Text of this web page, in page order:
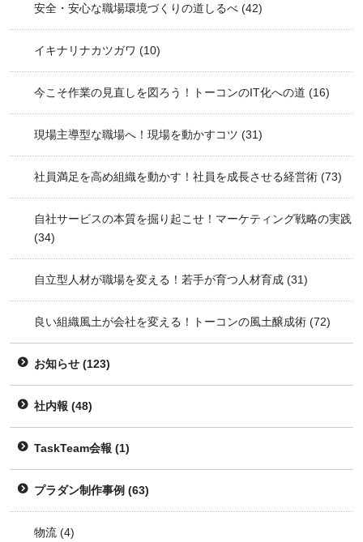
安全・安心な職場環境づくりの道しるべ (42)
イキナリナカツガワ (10)
今こそ作業の見直しを図ろう！トーコンのIT化への道 (16)
現場主導型な職場へ！現場を動かすコツ (31)
社員満足を高め組織を動かす！社員を成長させる経営術 (73)
自社サービスの本質を掘り起こせ！マーケティング戦略の実践
(34)
自立型人材が職場を変える！若手が育つ人材育成 (31)
良い組織風土が会社を変える！トーコンの風土醸成術 (72)
お知らせ (123)
社内報 (48)
TaskTeam会報 (1)
プラダン制作事例 (63)
物流 (4)